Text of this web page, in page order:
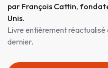
par François Cattin,
Unis.
Livre entièrement
dernier.